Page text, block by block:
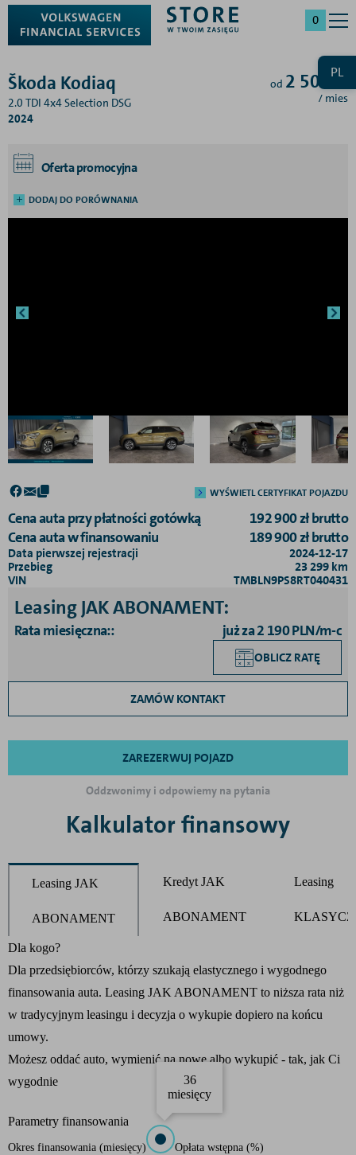
PL
0
Škoda Kodiaq
2.0 TDI 4x4 Selection DSG
2024
od 2 503 zł
/ mies
Oferta promocyjna
DODAJ DO PORÓWNANIA
WYŚWIETL CERTYFIKAT POJAZDU
Cena auta przy płatności gotówką 192 900złbrutto
Cena auta w finansowaniu
189 900złbrutto
Data pierwszej rejestracji
2024-12-17
Przebieg
23 299 km
VIN
TMBLN9PS8RT040431
Leasing JAK ABONAMENT:
Rata miesięczna:: już za 2 190 PLN/m-c
OBLICZ RATĘ
ZAMÓW KONTAKT
ZAREZERWUJ POJAZD
Oddzwonimy i odpowiemy na pytania
Kalkulator finansowy
Leasing JAK
ABONAMENT
Kredyt JAK
ABONAMENT
Leasing
Product parameters changed
Dla kogo?
Dla przedsiębiorców, którzy szukają elastycznego i wygodnego
finansowania auta. Leasing JAK ABONAMENT to niższa rata niż
w tradycyjnym leasingu i decyzja o wykupie dopiero na końcu
umowy.
Możesz oddać auto, wymienić na nowe albo wykupić - tak, jak Ci
wygodnie
Parametry finansowania
Okres finansowania (miesięcy)
36
miesięcy
Opłata wstępna (%)